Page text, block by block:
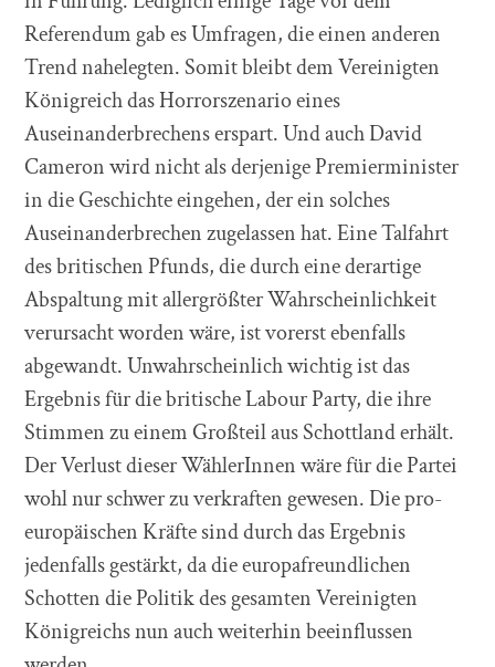
Referendum gab es Umfragen, die einen anderen
Trend nahelegten. Somit bleibt dem Vereinigten
Königreich das Horrorszenario eines
Auseinanderbrechens erspart. Und auch David
Cameron wird nicht als derjenige Premierminister
in die Geschichte eingehen, der ein solches
Auseinanderbrechen zugelassen hat. Eine Talfahrt
des britischen Pfunds, die durch eine derartige
Abspaltung mit allergrößter Wahrscheinlichkeit
verursacht worden wäre, ist vorerst ebenfalls
abgewandt. Unwahrscheinlich wichtig ist das
Ergebnis für die britische Labour Party, die ihre
Stimmen zu einem Großteil aus Schottland erhält.
Der Verlust dieser WählerInnen wäre für die Partei
wohl nur schwer zu verkraften gewesen. Die pro-
europäischen Kräfte sind durch das Ergebnis
jedenfalls gestärkt, da die europafreundlichen
Schotten die Politik des gesamten Vereinigten
Königreichs nun auch weiterhin beeinflussen